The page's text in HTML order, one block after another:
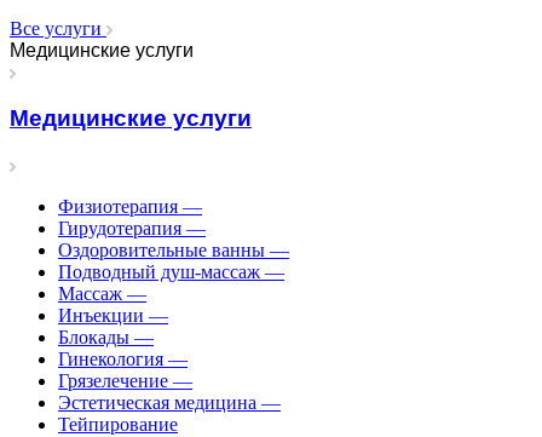
Все услуги
Медицинские услуги
Медицинские услуги
Физиотерапия —
Гирудотерапия —
Оздоровительные ванны —
Подводный душ-массаж —
Массаж —
Инъекции —
Блокады —
Гинекология —
Грязелечение —
Эстетическая медицина —
Тейпирование